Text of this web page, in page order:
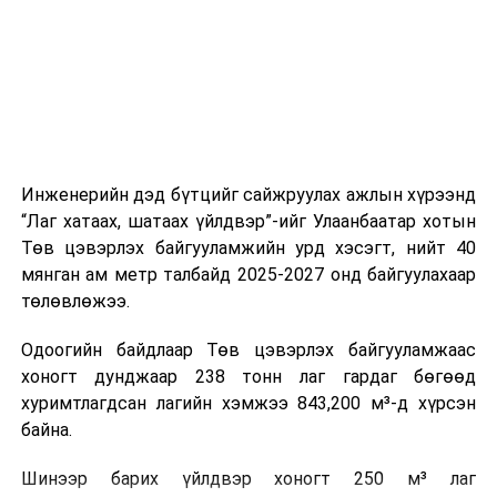
өдөр тутмын ажлын бэлэн байдлыг хангах зэрэг
практик ур чадварыг сургалтын хөтөлбөрт тусгажээ.
Сургалтыг танилцуулах лекц, асуулт-хариулт,
жишээнд суурилсан сургалт, багаар ажиллах дасгал,
танилцах, онцгой нөхцөлд ажиллах дадлага зэрэг
онол, практик хосолсон хэлбэрээр зохион байгуулж
байна.
зохион байгуулах Үндэсний хорооны Ажлын алба,
Инженерийн дэд бүтцийг сайжруулах ажлын хүрээнд
“Лаг хатаах, шатаах үйлдвэр”-ийг Улаанбаатар хотын
Төв цэвэрлэх байгууламжийн урд хэсэгт, нийт 40
мянган ам метр талбайд 2025-2027 онд байгуулахаар
төлөвлөжээ.
Одоогийн байдлаар Төв цэвэрлэх байгууламжаас
хоногт дунджаар 238 тонн лаг гардаг бөгөөд
хуримтлагдсан лагийн хэмжээ 843,200 м³-д хүрсэн
байна.
Шинээр барих үйлдвэр хоногт 250 м³ лаг